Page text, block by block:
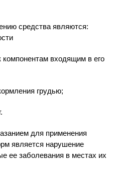
средства являются:
компонентам входящим в его
грудью;
для применения
является нарушение
ее заболевания в местах их